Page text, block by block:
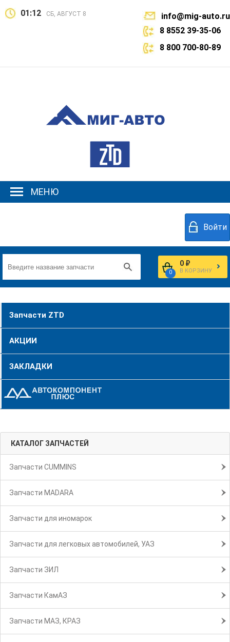
01:12 СБ, АВГУСТ 8
info@mig-auto.ru
8 8552 39-35-06
8 800 700-80-89
МЕНЮ
Войти
0
0 ₽
В КОРЗИНУ
Запчасти ZTD
АКЦИИ
ЗАКЛАДКИ
КАТАЛОГ ЗАПЧАСТЕЙ
Запчасти CUMMINS
Запчасти MADARA
Запчасти для иномарок
Запчасти для легковых автомобилей, УАЗ
Запчасти ЗИЛ
Запчасти КамАЗ
Запчасти МАЗ, КРАЗ